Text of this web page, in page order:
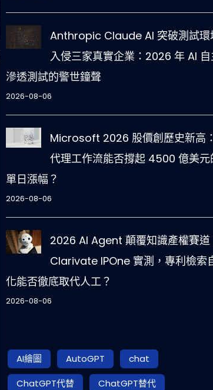
Anthropic Claude AI 突破測試環
入侵三家真實企業：2026 年 AI 自
滲透測試的警世鐘聲
2026-08-06
Microsoft 2026 股價創歷史新高
代理工作流能否撐起 4500 億美元
單日漲幅？
2026-08-06
2026 AI Agent 顛覆知識產權賽道
Clarivate IPOne 實測，專利檢索
化能否徹底取代人工？
2026-08-06
AI繪圖 AutoGPT
chat
ChatGPT代替
ChatGPT替代